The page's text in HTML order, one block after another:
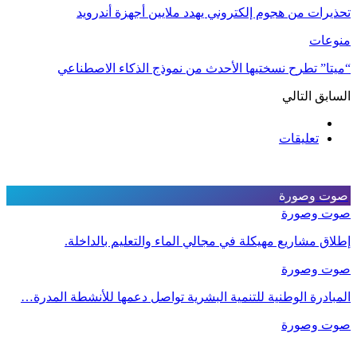
تحذيرات من هجوم إلكتروني يهدد ملايين أجهزة أندرويد
منوعات
“ميتا” تطرح نسختيها الأحدث من نموذج الذكاء الاصطناعي
السابق التالي
تعليقات
صوت وصورة
صوت وصورة
إطلاق مشاريع مهيكلة في مجالي الماء والتعليم بالداخلة.
صوت وصورة
المبادرة الوطنية للتنمية البشرية تواصل دعمها للأنشطة المدرة…
صوت وصورة